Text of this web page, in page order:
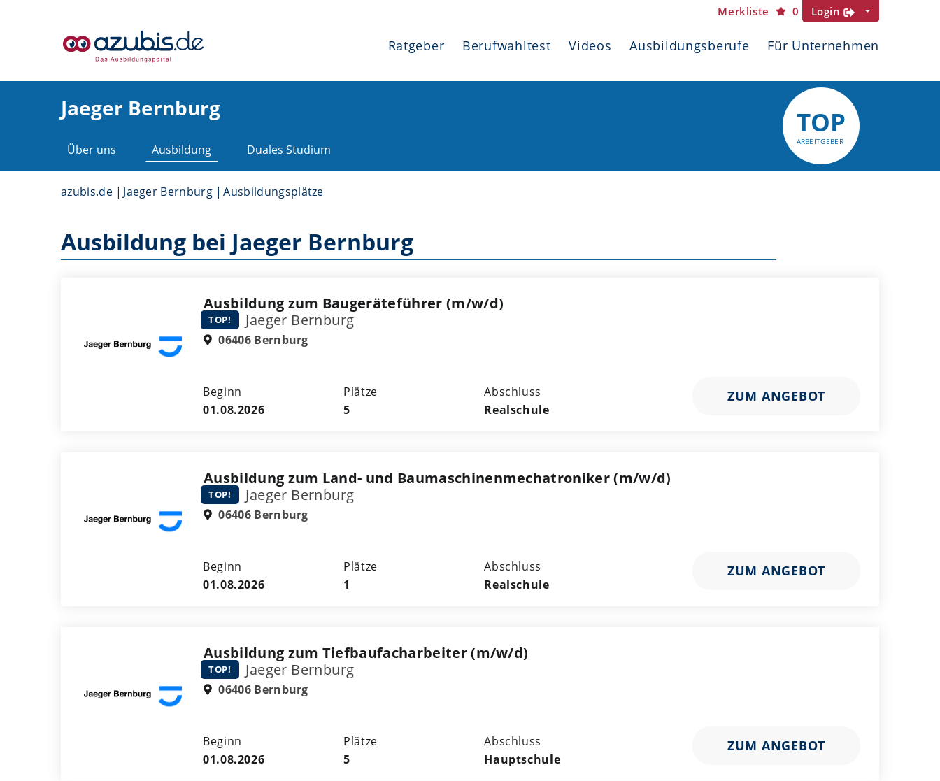
Merkliste 0 Login
Ratgeber Berufwahltest Videos Ausbildungsberufe Für Unternehmen
Jaeger Bernburg
Über uns Ausbildung Duales Studium
TOP
ARBEITGEBER
azubis.de Jaeger Bernburg Ausbildungsplätze
Ausbildung bei Jaeger Bernburg
Ausbildung zum Baugeräteführer (m/w/d)
TOP! Jaeger Bernburg
06406 Bernburg
Beginn
01.08.2026
Plätze
5
Abschluss
Realschule
ZUM ANGEBOT
Ausbildung zum Land- und Baumaschinenmechatroniker (m/w/d)
TOP! Jaeger Bernburg
06406 Bernburg
Beginn
01.08.2026
Plätze
1
Abschluss
Realschule
ZUM ANGEBOT
Ausbildung zum Tiefbaufacharbeiter (m/w/d)
TOP! Jaeger Bernburg
06406 Bernburg
Beginn
01.08.2026
Plätze
5
Abschluss
Hauptschule
ZUM ANGEBOT